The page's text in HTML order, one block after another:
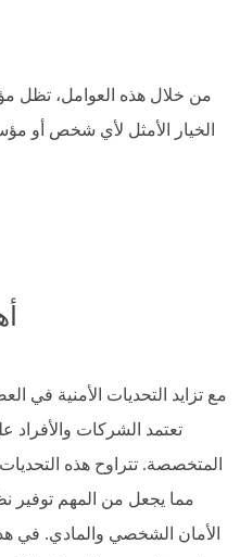
من خلال هذه العوامل، تظل
الخيار الأمثل لأي شخص أو
مع تزايد التحديات الأمنية في
تعتمد الشركات
المتخصصة. تتراوح هذه
مما يجعل من المهم توفير
الأمان الشخصي والمادي. في